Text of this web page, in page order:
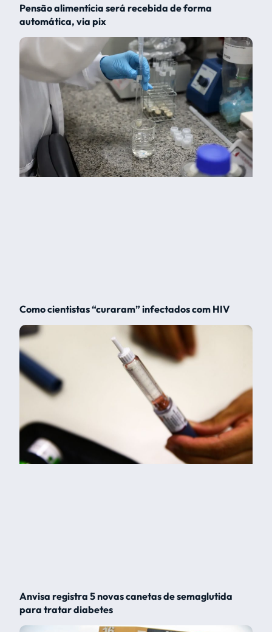
Pensão alimentícia será recebida de forma
automática, via pix
Como cientistas “curaram” infectados com HIV
Anvisa registra 5 novas canetas de semaglutida
para tratar diabetes